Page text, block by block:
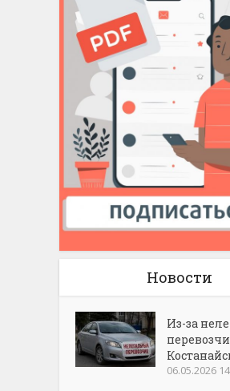
Новости
Из-за
06.05.2026